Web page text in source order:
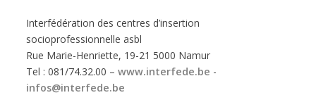
Interfédération des centres d’insertion
socioprofessionnelle asbl
Rue Marie-Henriette, 19-21 5000 Namur
Tel : 081/74.32.00 –www.interfede.be -
infos@interfede.be